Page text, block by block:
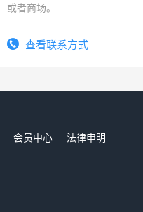
或者商场。
查看联系方式
会员中心
法律申明